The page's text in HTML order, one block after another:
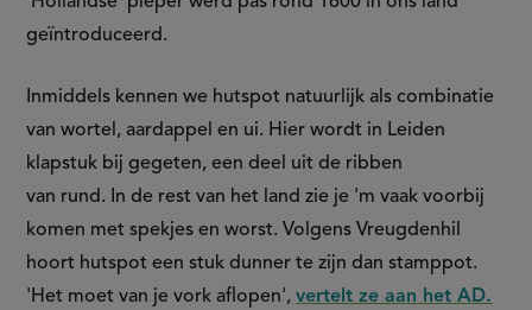
geïntroduceerd.
Inmiddels kennen we hutspot natuurlijk als combinatie
van wortel, aardappel en ui. Hier wordt in Leiden
klapstuk bij gegeten, een deel uit de ribben
van rund. In de rest van het land zie je 'm vaak voorbij
komen met spekjes en worst. Volgens Vreugdenhil
hoort hutspot een stuk dunner te zijn dan stamppot.
'Het moet van je vork aflopen',vertelt ze aan het AD.